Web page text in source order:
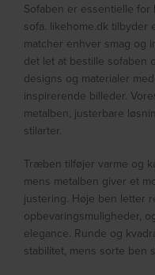
Sofaben er essentielle
sofa. likehome.dk tilbyder
matcher enhver smag og
det let at bestille sofaben
designs og materialer
inspirerende billeder.
metalben, justerbare
stilarter.
Træben tilføjer varme og
mens metalben giver et
justering. Høje ben letter
opbevaringsmuligheder,
elegance. Runde og
stabilitet, mens sorte ben